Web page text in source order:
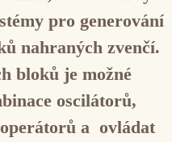
pro generování
nahraných zvenčí.
bloků je možné
oscilátorů,
a ovládat